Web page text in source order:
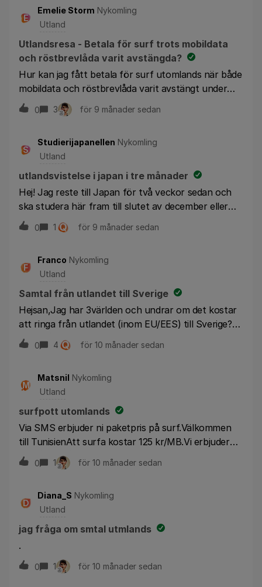
E
Emelie Storm Nykomling
Utland
Utlandsresa - Betala för surf trots mobildata
och röstbrevlåda varit avstängda?
Hur kan jag fått betala för surf utomlands när både
mobildata och röstbrevlåda varit avstängt under
HELA resan???
0 3 för 9 månader sedan
S
Studierijapanellen Nykomling
Utland
utlandsvistelse i japan i tre månader
Hej! Jag reste till Japan för två veckor sedan och
ska studera här fram till slutet av december eller
januari, det är inte helt bestämt ännu. För
närvarande surfar jag som vanligt efter som mitt
dagar. Men vilken är sedan den bästa lösningen?
Finns det någon möjlighet att förlänga den här
tredje världen surfen månadsvis eller under en
längre period? Hälsningar Ellen
0 1 Q för 9 månader sedan
F
Franco Nykomling
Utland
Samtal från utlandet till Sverige
Hejsan,Jag har 3världen och undrar om det kostar
att ringa från utlandet (inom EU/EES) till Sverige?
Tack på förhand!
0 4 Q för 10 månader sedan
M
Matsnil Nykomling
Utland
surfpott utomlands
Via SMS erbjuder ni paketpris på surf.Välkommen
till TunisienAtt surfa kostar 125 kr/MB.Vi erbjuder
också förmånliga paketpris på surf:3Surfpass 0,5
GB: 199 kr (SMS-kod: 500)3Surfpass 1 GB: 299 kr
erbjudandet, får felmeddelande ”Hej! Du har inte
möjlighet att köpa tjänsten. Hälsningar Tre
[ID301]”Vad är det för fel?
0 1 för 10 månader sedan
D
Diana_S Nykomling
Utland
jag fråga om smtal utmlands
.
0 1 för 10 månader sedan